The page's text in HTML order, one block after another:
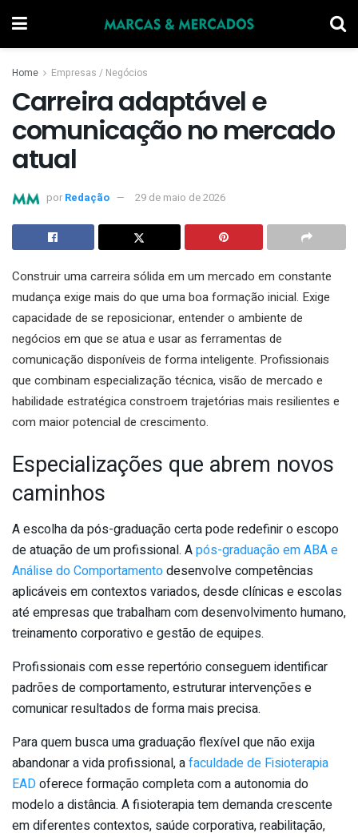
Home Empresas / Negócios
Carreira adaptável e
comunicação no mercado
atual
por Redação 29 de maio de 2026
Construir uma carreira sólida em um mercado em constante
mudança exige mais do que uma boa formação inicial. Exige
capacidade de se reposicionar, entender o ambiente de
negócios em que se atua e usar as ferramentas de
comunicação disponíveis de forma inteligente. Profissionais
que combinam especialização técnica, visão de mercado e
habilidade estratégica constroem trajetórias mais resilientes e
com maior potencial de crescimento.
Especializações que abrem novos
caminhos
A escolha da pós-graduação certa pode redefinir o escopo
de atuação de um profissional. Após-graduação em ABA e
Análise do Comportamentodesenvolve competências
aplicáveis em contextos variados, desde clínicas e escolas
até empresas que trabalham com desenvolvimento humano,
treinamento corporativo e gestão de equipes.
Profissionais com esse repertório conseguem identificar
padrões de comportamento, estruturar intervenções e
comunicar resultados de forma mais precisa.
Para quem busca uma graduação flexível que não exija
abandonar a vida profissional, afaculdade de Fisioterapia
EADoferece formação completa com a autonomia do
modelo a distância. A fisioterapia tem demanda crescente
em diferentes contextos, saúde corporativa, reabilitação,